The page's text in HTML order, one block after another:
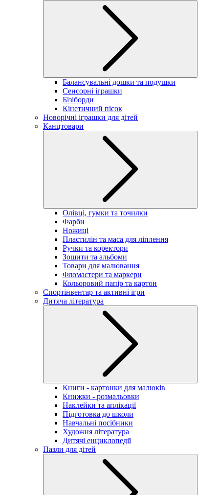
Балансувальні дошки та подушки
Сенсорні іграшки
Бізіборди
Кінетичний пісок
Новорічні іграшки для дітей
Канцтовари
Олівці, гумки та точилки
Фарби
Ножиці
Пластилін та маса для ліплення
Ручки та коректори
Зошити та альбоми
Товари для малювання
Фломастери та маркери
Кольоровий папір та картон
Спортінвентар та активні ігри
Дитяча література
Книги - картонки для малюків
Книжки - розмальовки
Наклейки та аплікації
Підготовка до школи
Навчальні посібники
Художня література
Дитячі енциклопедії
Пазли для дітей